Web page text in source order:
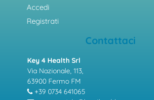
Accedi
Registrati
Contattaci
Key 4 Health Srl
Via Nazionale, 113,
63900 Fermo FM
+39 0734 641065